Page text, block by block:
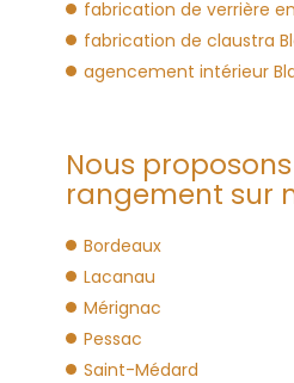
fabrication de verrière
fabrication de claustra
agencement intérieur
Nous
rangement sur
Bordeaux
Lacanau
Mérignac
Pessac
Saint-Médard